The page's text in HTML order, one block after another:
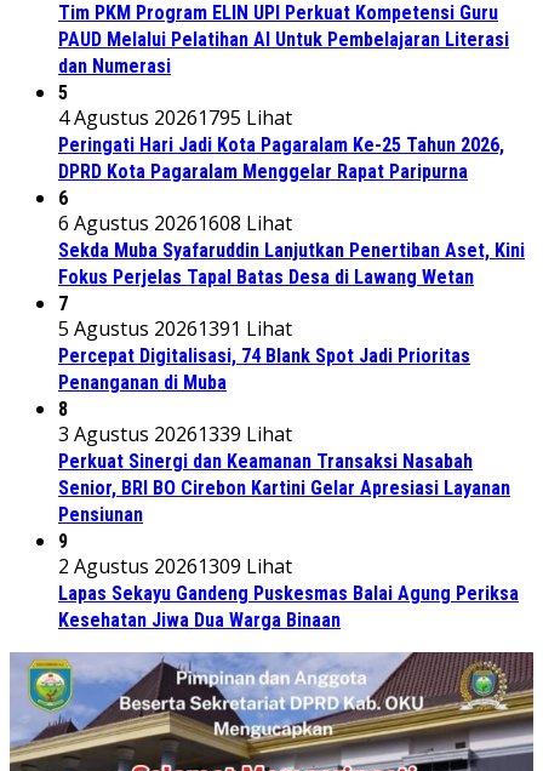
Tim PKM Program ELIN UPI Perkuat Kompetensi Guru
PAUD Melalui Pelatihan AI Untuk Pembelajaran Literasi
dan Numerasi
5
4 Agustus 20261795 Lihat
Peringati Hari Jadi Kota Pagaralam Ke-25 Tahun 2026,
DPRD Kota Pagaralam Menggelar Rapat Paripurna
6
6 Agustus 20261608 Lihat
Sekda Muba Syafaruddin Lanjutkan Penertiban Aset, Kini
Fokus Perjelas Tapal Batas Desa di Lawang Wetan
7
5 Agustus 20261391 Lihat
Percepat Digitalisasi, 74 Blank Spot Jadi Prioritas
Penanganan di Muba
8
3 Agustus 20261339 Lihat
Perkuat Sinergi dan Keamanan Transaksi Nasabah
Senior, BRI BO Cirebon Kartini Gelar Apresiasi Layanan
Pensiunan
9
2 Agustus 20261309 Lihat
Lapas Sekayu Gandeng Puskesmas Balai Agung Periksa
Kesehatan Jiwa Dua Warga Binaan